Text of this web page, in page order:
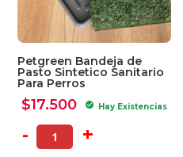
Petgreen Bandeja de
Pasto Sintetico Sanitario
Para Perros
$17.500 check_circle Hay Existencias
- +